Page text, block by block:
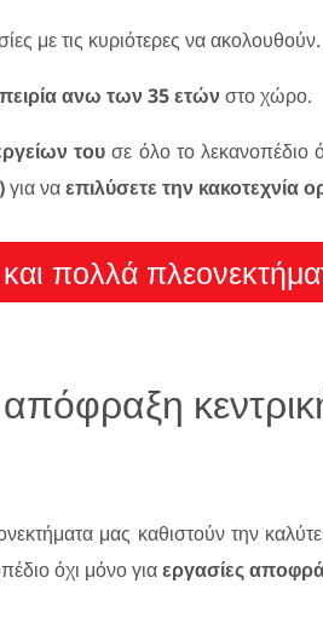
με τις κυριότερες να ακολουθούν.
ανω των 35 ετώνστο χώρο.
του σε όλο το λεκανοπέδιο
για ναεπιλύσετε την κακοτεχνία
πολλά
απόφραξη
μας καθιστούν την
όχι μόνο γιαεργασίες